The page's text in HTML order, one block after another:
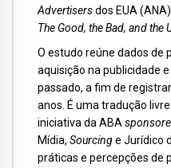
Advertisersdos EUA
The Good, the Bad, and the
O estudo reúne dados de
aquisição na publicidade
passado, a fim de
anos. É uma tradução
iniciativa da ABA
Mídia, Sourcinge Jurídico
práticas e percepções de